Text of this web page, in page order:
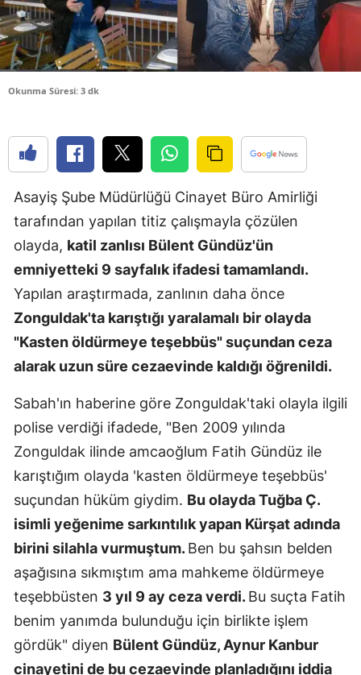
Elazığ
Erzincan
Erzurum
Gaziantep
Giresun
Gümüşhane
Hatay
Mersin
İstanbul
İzmir
Kastamonu
Kayseri
Kırklareli
Kırşehir
Kocaeli
Kütahya
Okunma Süresi: 3 dk
Asayiş Şube Müdürlüğü Cinayet Büro Amirliği
tarafından yapılan titiz çalışmayla çözülen
olayda, katil zanlısı Bülent Gündüz'ün
emniyetteki 9 sayfalık ifadesi tamamlandı.
Yapılan araştırmada, zanlının daha önce
Zonguldak'ta karıştığı yaralamalı bir olayda
"Kasten öldürmeye teşebbüs" suçundan ceza
alarak uzun süre cezaevinde kaldığı öğrenildi.
Sabah'ın haberine göre Zonguldak'taki olayla ilgili
polise verdiği ifadede, "Ben 2009 yılında
Zonguldak ilinde amcaoğlum Fatih Gündüz ile
karıştığım olayda 'kasten öldürmeye teşebbüs'
suçundan hüküm giydim. Bu olayda Tuğba Ç.
isimli yeğenime sarkıntılık yapan Kürşat adında
birini silahla vurmuştum.Ben bu şahsın belden
aşağısına sıkmıştım ama mahkeme öldürmeye
teşebbüsten 3 yıl 9 ay ceza verdi.Bu suçta Fatih
benim yanımda bulunduğu için birlikte işlem
gördük" diyen Bülent Gündüz, Aynur Kanbur
cinayetini de bu cezaevinde planladığını iddia